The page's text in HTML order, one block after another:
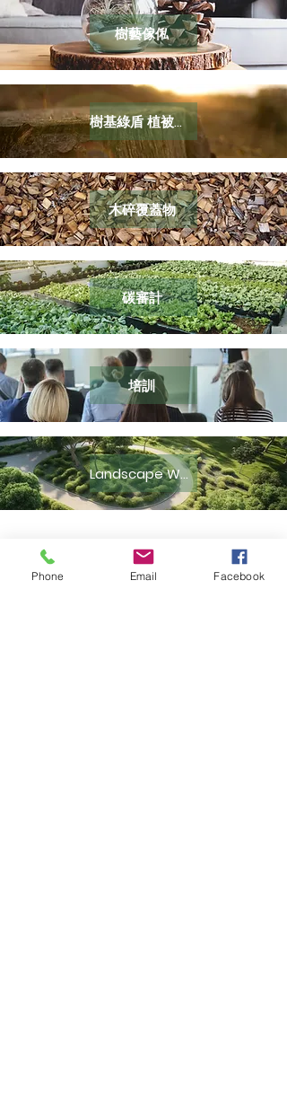
​樹藝傢俬
​樹基綠盾 植被降解袋
木碎覆蓋物
碳審計
培訓
Landscape Works
歡迎聯絡我們提供報價
Phone Email Facebook